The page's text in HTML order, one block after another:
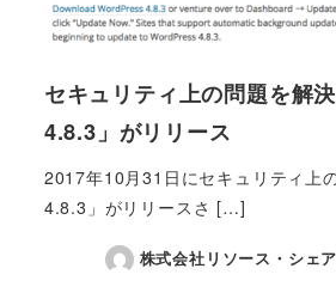
セキュリティ上の問題を解
4.8.3」がリリース
2017年10月31日にセキュリティ上
4.8.3」がリリースさ […]
株式会社リソース・シェ